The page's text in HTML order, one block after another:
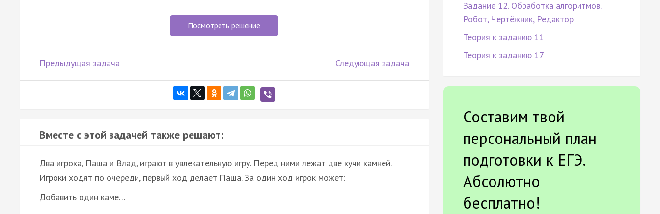
Посмотреть решение
Предыдущая задача Следующая задача
Вместе с этой задачей также решают:
Два игрока, Паша и Влад, играют в увлекательную игру. Перед ними лежат две кучи камней.
Игроки ходят по очереди, первый ход делает Паша. За один ход игрок может:
Добавить один каме…
Задание 12. Обработка алгоритмов.
Робот, Чертёжник, Редактор
Теория к заданию 11
Теория к заданию 17
Составим твой
персональный план
подготовки к ЕГЭ.
Абсолютно
бесплатно!